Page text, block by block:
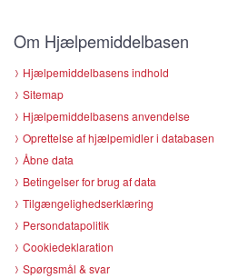
Om Hjælpemiddelbasen
Hjælpemiddelbasens indhold
Sitemap
Hjælpemiddelbasens anvendelse
Oprettelse af hjælpemidler i databasen
Åbne data
Betingelser for brug af data
Tilgængelighedserklæring
Persondatapolitik
Cookiedeklaration
Spørgsmål & svar